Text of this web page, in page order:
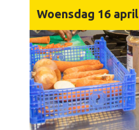
Woensdag 16 april